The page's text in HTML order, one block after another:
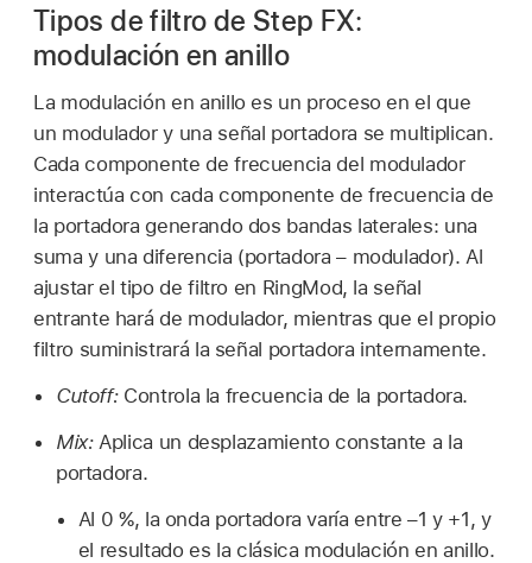
Tipos de filtro de Step FX:
modulación en anillo
La modulación en anillo es un proceso en el que
un modulador y una señal portadora se multiplican.
Cada componente de frecuencia del modulador
interactúa con cada componente de frecuencia de
la portadora generando dos bandas laterales: una
suma y una diferencia (portadora – modulador). Al
ajustar el tipo de filtro en RingMod, la señal
entrante hará de modulador, mientras que el propio
filtro suministrará la señal portadora internamente.
Cutoff:Controla la frecuencia de la portadora.
Mix:Aplica un desplazamiento constante a la
portadora.
Al 0 %, la onda portadora varía entre –1 y +1, y
el resultado es la clásica modulación en anillo.